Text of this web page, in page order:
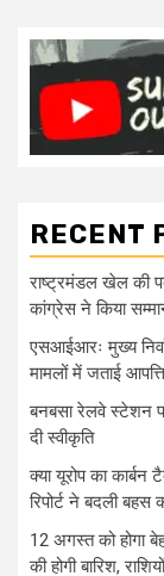
RECENT
राष्ट्रमंडल खेल की
कांग्रेस ने किया
एसआईआरः मुख्य
मामलों में जताई आपत्ति
बनबसा रेलवे स्टेशन
दी स्वीकृति
क्या यूरोप का
रिपोर्ट ने बदली बहस
12 अगस्त को होगा
की होगी बारिश,